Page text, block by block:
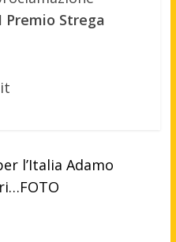
Premio Strega
l’Italia Adamo